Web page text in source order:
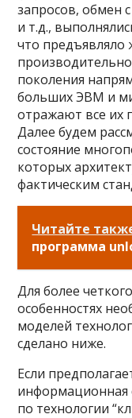
запросов, обмен
и т.д.,
что предъявляло
поколения
больших ЭВМ и
отражают все их
Далее будем
состояние
которых
фактическим
Читайте
программа
Для более
особенностях
моделей
сделано ниже.
Если
информационная
по технологии